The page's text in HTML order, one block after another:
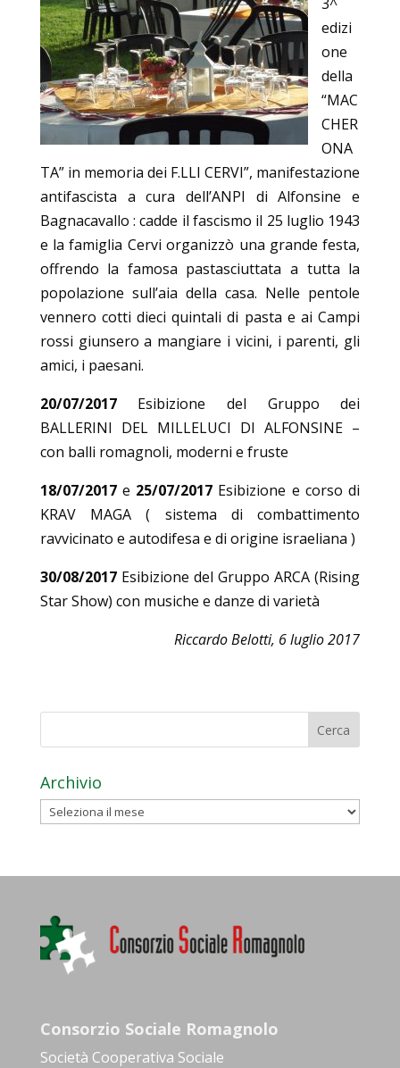
3^
edizi
one
della
“MAC
CHER
ONA
TA” in memoria dei F.LLI CERVI”, manifestazione
antifascista a cura dell’ANPI di Alfonsine e
Bagnacavallo : cadde il fascismo il 25 luglio 1943
e la famiglia Cervi organizzò una grande festa,
offrendo la famosa pastasciuttata a tutta la
popolazione sull’aia della casa. Nelle pentole
vennero cotti dieci quintali di pasta e ai Campi
rossi giunsero a mangiare i vicini, i parenti, gli
amici, i paesani.
20/07/2017Esibizione del Gruppo dei
BALLERINI DEL MILLELUCI DI ALFONSINE –
con balli romagnoli, moderni e fruste
18/07/2017e 25/07/2017 Esibizione e corso di
KRAV MAGA ( sistema di combattimento
ravvicinato e autodifesa e di origine israeliana )
30/08/2017Esibizione del Gruppo ARCA (Rising
Star Show) con musiche e danze di varietà
Riccardo Belotti, 6 luglio 2017
Archivio
Archivio
Consorzio Sociale Romagnolo
Società Cooperativa Sociale